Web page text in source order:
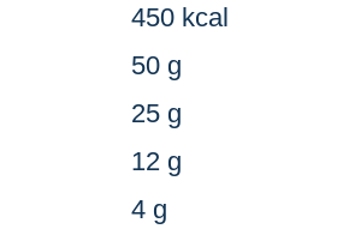
450 kcal
50 g
25 g
12 g
4 g